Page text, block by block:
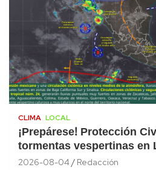
CLIMA LOCAL
¡Prepárese! Protección
tormentas vespertinas en
2026-08-04 Redacción